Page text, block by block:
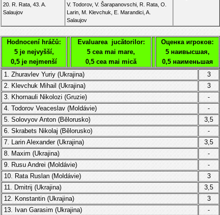
20. R. Rata, 43. A.
Salaujov
V. Todorov, V. Šarapanovschi, R. Rata, O.
Larin, M. Klevchuk, E. Marandici, A.
Salaujov
Hodnocení hráčů:
5 je nejvyšší,
0,5 je nejmenší
Evaluarea jucătorilor:
5 cea mai mare,
0,5 cea mai mică
Оценка игроков:
5 наивысшая,
0,5 наименьшая
1. Zhuravlev Yuriy (Ukrajina)
3
2. Klevchuk Mihail (Ukrajina)
3
3. Khornauli Nikolozi (Gruzie)
-
4. Todorov Veaceslav (Moldávie)
-
5. Solovyov Anton (Bělorusko)
3,5
6. Skrabets Nikolaj (Bělorusko)
-
7. Larin Alexander (Ukrajina)
3,5
8. Maxim (Ukrajina)
-
9. Rusu Andrei (Moldávie)
-
10. Rata Ruslan (Moldávie)
3
11. Dmitrij (Ukrajina)
3,5
12. Konstantin (Ukrajina)
3
13. Ivan Garasim (Ukrajina) -